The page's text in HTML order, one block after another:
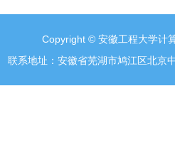
Copyright © 安徽工程大学计
联系地址：安徽省芜湖市鸠江区北